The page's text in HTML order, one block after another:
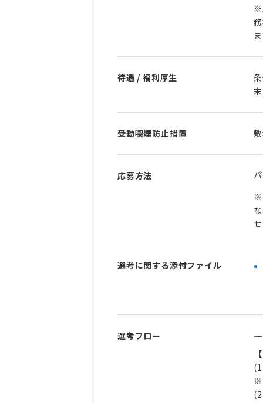
※
待遇 / 福利厚生
受動喫煙防止措置
応募方法
※
選考に関する添付ファイル
選考フロー
※